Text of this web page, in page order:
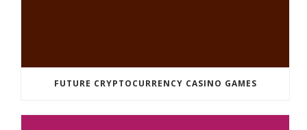
FUTURE CRYPTOCURRENCY CASINO GAMES